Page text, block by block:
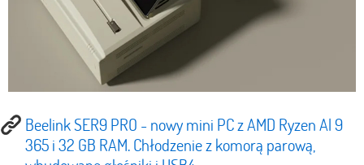
Beelink SER9 PRO - nowy mini PC z AMD Ryzen Al 9
365 i 32 GB RAM. Chłodzenie z komorą parową,